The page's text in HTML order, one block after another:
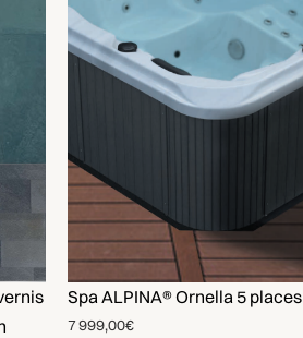
Spa ALPINA® Ornella 5 places
7 999,00€